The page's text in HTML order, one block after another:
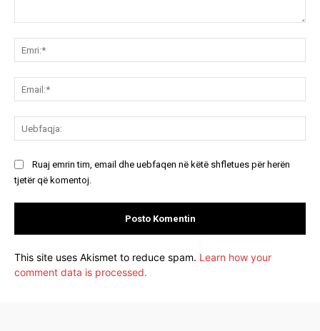
Ruaj emrin tim, email dhe uebfaqen në këtë shfletues për herën
tjetër që komentoj.
This site uses Akismet to reduce spam. Learn how your
comment data is processed.